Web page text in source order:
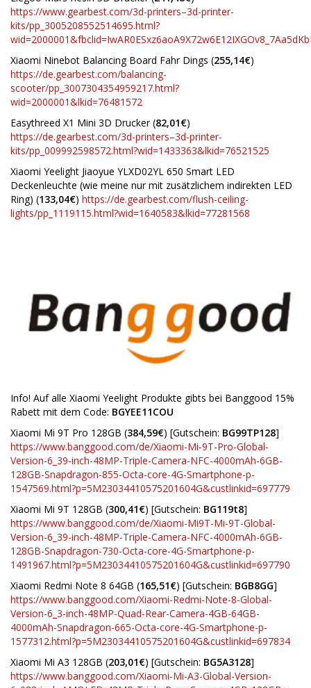
https://www.gearbest.com/3d-printers–3d-printer-
kits/pp_3005208552514695.html?
Xiaomi Ninebot Balancing Board Fahr Dings (255,14€)
https://de.gearbest.com/balancing-
scooter/pp_3007304354959217.html?
wid=2000001&lkid=76481572
Easythreed X1 Mini 3D Drucker (82,01€)
https://de.gearbest.com/3d-printers–3d-printer-
kits/pp_009992598572.html?wid=1433363&lkid=76521525
Xiaomi Yeelight Jiaoyue YLXD02YL 650 Smart LED
Deckenleuchte (wie meine nur mit zusätzlichem indirekten LED
Ring) (133,04€) https://de.gearbest.com/flush-ceiling-
lights/pp_1119115.html?wid=1640583&lkid=77281568
Info! Auf alle Xiaomi Yeelight Produkte gibts bei Banggood 15%
Rabett mit dem Code: BGYEE11COU
Xiaomi Mi 9T Pro 128GB (384,59€) [Gutschein: BG99TP128]
https://www.banggood.com/de/Xiaomi-Mi-9T-Pro-Global-
Version-6_39-inch-48MP-Triple-Camera-NFC-4000mAh-6GB-
128GB-Snapdragon-855-Octa-core-4G-Smartphone-p-
1547569.html?p=5M23034410575201604G&custlinkid=697779
Xiaomi Mi 9T 128GB (300,41€) [Gutschein: BG119t8]
https://www.banggood.com/de/Xiaomi-Mi9T-Mi-9T-Global-
Version-6_39-inch-48MP-Triple-Camera-NFC-4000mAh-6GB-
128GB-Snapdragon-730-Octa-core-4G-Smartphone-p-
1491967.html?p=5M23034410575201604G&custlinkid=697790
Xiaomi Redmi Note 8 64GB (165,51€) [Gutschein: BGB8GG]
https://www.banggood.com/Xiaomi-Redmi-Note-8-Global-
Version-6_3-inch-48MP-Quad-Rear-Camera-4GB-64GB-
4000mAh-Snapdragon-665-Octa-core-4G-Smartphone-p-
1577312.html?p=5M23034410575201604G&custlinkid=697834
Xiaomi Mi A3 128GB (203,01€) [Gutschein: BG5A3128]
https://www.banggood.com/Xiaomi-Mi-A3-Global-Version-